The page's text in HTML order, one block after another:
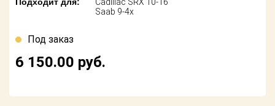
Saab 9-4x
Под заказ
6 150.00 руб.